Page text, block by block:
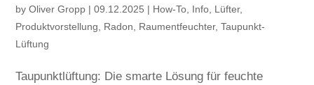
byOliver Gropp |09.12.2025 | How-To Info Lüfter,
Produktvorstellung
Radon Raumentfeuchter,Taupunkt-
Lüftung
Taupunktlüftung: Die smarte Lösung für feuchte